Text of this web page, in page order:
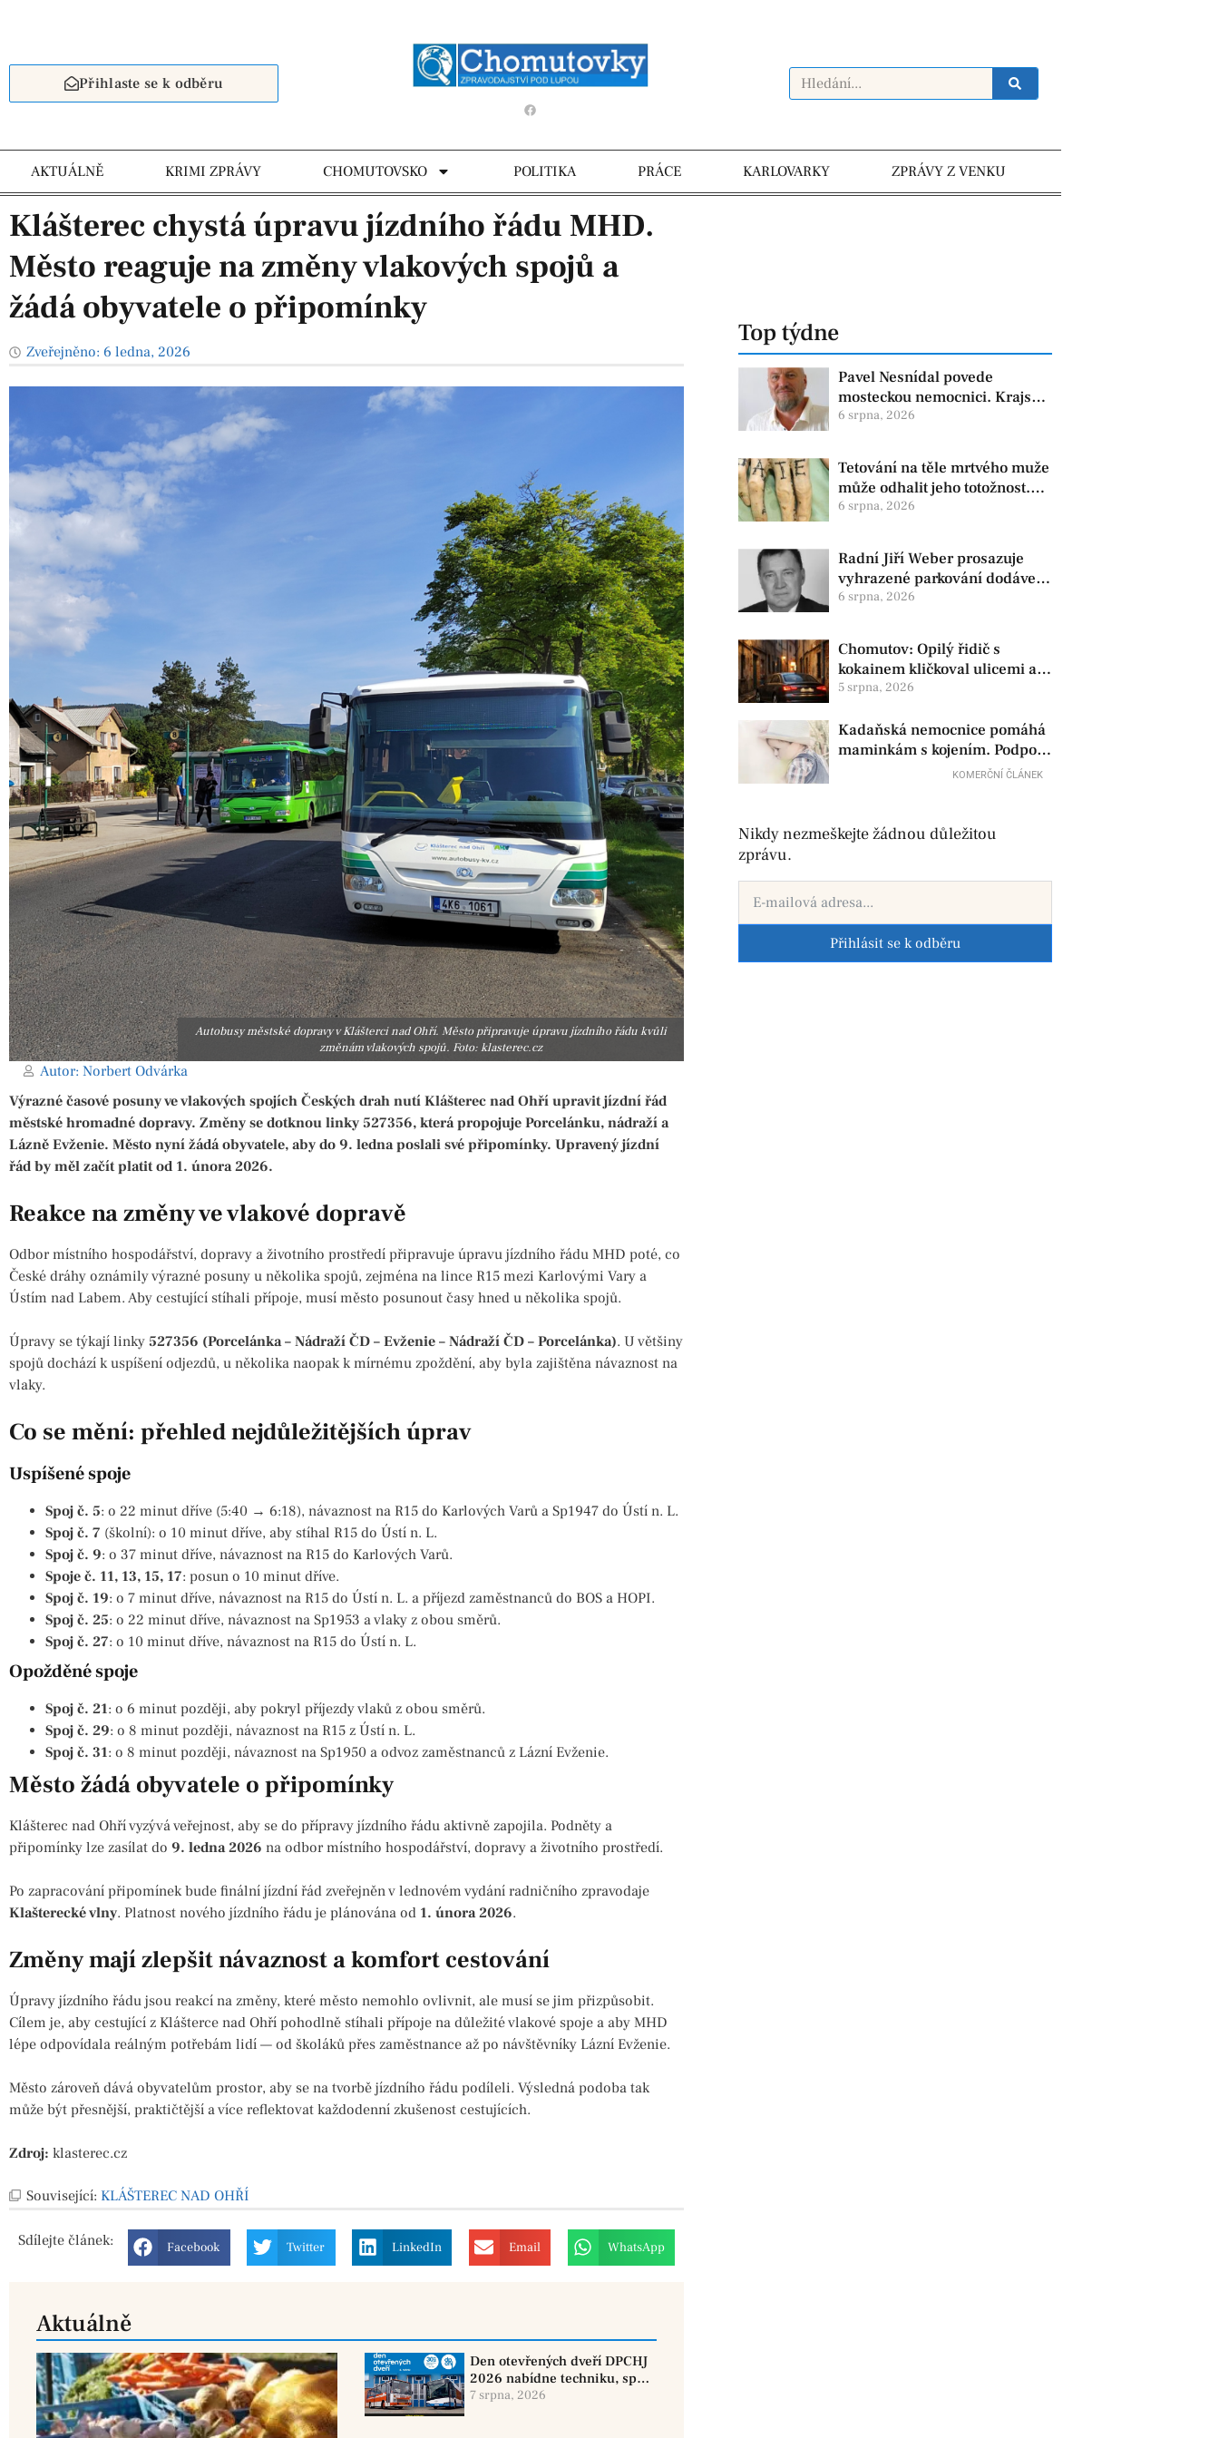
Přihlaste se k odběru
AKTUÁLNĚ KRIMI ZPRÁVY CHOMUTOVSKO POLITIKA PRÁCE KARLOVARKY ZPRÁVY Z VENKU
Klášterec chystá úpravu jízdního řádu MHD.
Město reaguje na změny vlakových spojů a
žádá obyvatele o připomínky
Zveřejněno: 6 ledna, 2026
Autobusy městské dopravy v Klášterci nad Ohří. Město připravuje úpravu jízdního řádu kvůli
změnám vlakových spojů. Foto: klasterec.cz
Autor: Norbert Odvárka
Výrazné časové posuny ve vlakových spojích Českých drah nutí Klášterec nad Ohří upravit jízdní řád
městské hromadné dopravy. Změny se dotknou linky 527356, která propojuje Porcelánku, nádraží a
Lázně Evženie. Město nyní žádá obyvatele, aby do 9. ledna poslali své připomínky. Upravený jízdní
řád by měl začít platit od 1. února 2026.
Reakce na změny ve vlakové dopravě
Odbor místního hospodářství, dopravy a životního prostředí připravuje úpravu jízdního řádu MHD poté, co
České dráhy oznámily výrazné posuny u několika spojů, zejména na lince R15 mezi Karlovými Vary a
Ústím nad Labem. Aby cestující stíhali přípoje, musí město posunout časy hned u několika spojů.
Úpravy se týkají linky 527356 (Porcelánka – Nádraží ČD – Evženie – Nádraží ČD – Porcelánka). U většiny
spojů dochází k uspíšení odjezdů, u několika naopak k mírnému zpoždění, aby byla zajištěna návaznost na
vlaky.
Co se mění: přehled nejdůležitějších úprav
Uspíšené spoje
Spoj č. 5: o 22 minut dříve (5:40 → 6:18), návaznost na R15 do Karlových Varů a Sp1947 do Ústí n. L.
Spoj č. 7 (školní): o 10 minut dříve, aby stíhal R15 do Ústí n. L.
Spoj č. 9: o 37 minut dříve, návaznost na R15 do Karlových Varů.
Spoje č. 11, 13, 15, 17: posun o 10 minut dříve.
Spoj č. 19: o 7 minut dříve, návaznost na R15 do Ústí n. L. a příjezd zaměstnanců do BOS a HOPI.
Spoj č. 25: o 22 minut dříve, návaznost na Sp1953 a vlaky z obou směrů.
Spoj č. 27: o 10 minut dříve, návaznost na R15 do Ústí n. L.
Opožděné spoje
Spoj č. 21: o 6 minut později, aby pokryl příjezdy vlaků z obou směrů.
Spoj č. 29: o 8 minut později, návaznost na R15 z Ústí n. L.
Spoj č. 31: o 8 minut později, návaznost na Sp1950 a odvoz zaměstnanců z Lázní Evženie.
Město žádá obyvatele o připomínky
Klášterec nad Ohří vyzývá veřejnost, aby se do přípravy jízdního řádu aktivně zapojila. Podněty a
připomínky lze zasílat do 9. ledna 2026 na odbor místního hospodářství, dopravy a životního prostředí.
Po zapracování připomínek bude finální jízdní řád zveřejněn v lednovém vydání radničního zpravodaje
Klašterecké vlny. Platnost nového jízdního řádu je plánována od 1. února 2026.
Změny mají zlepšit návaznost a komfort cestování
Úpravy jízdního řádu jsou reakcí na změny, které město nemohlo ovlivnit, ale musí se jim přizpůsobit.
Cílem je, aby cestující z Klášterce nad Ohří pohodlně stíhali přípoje na důležité vlakové spoje a aby MHD
lépe odpovídala reálným potřebám lidí — od školáků přes zaměstnance až po návštěvníky Lázní Evženie.
Město zároveň dává obyvatelům prostor, aby se na tvorbě jízdního řádu podíleli. Výsledná podoba tak
může být přesnější, praktičtější a více reflektovat každodenní zkušenost cestujících.
Zdroj: klasterec.cz
Související: KLÁŠTEREC NAD OHŘÍ
Sdílejte článek: Facebook Twitter LinkedIn Email WhatsApp
Aktuálně
Den otevřených dveří DPCHJ
2026 nabídne techniku, sport
i jízdy historickými vozy
7 srpna, 2026
Top týdne
Pavel Nesnídal povede
mosteckou nemocnici. Krajská
zdravotní oznámila změnu ve
6 srpna, 2026
Tetování na těle mrtvého muže
může odhalit jeho totožnost.
Policie žádá o pomoc
6 srpna, 2026
Radní Jiří Weber prosazuje
vyhrazené parkování dodávek
v Chomutově
6 srpna, 2026
Chomutov: Opilý řidič s
kokainem kličkoval ulicemi a
zkoušel uplatit policisty
5 srpna, 2026
Kadaňská nemocnice pomáhá
maminkám s kojením. Podpora
začíná už před porodem
KOMERČNÍ ČLÁNEK
Nikdy nezmeškejte žádnou důležitou
zprávu.
Přihlásit se k odběru